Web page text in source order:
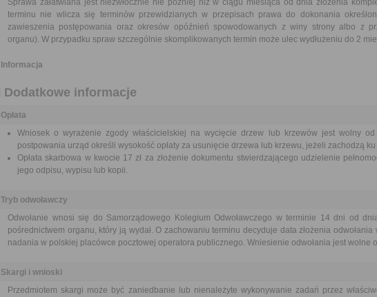
Sprawa załatwiana jest niezwłocznie nie później niż w ciągu miesiąca od dnia złożenia
terminu nie wlicza się terminów przewidzianych w przepisach prawa do dokonania
zawieszenia postępowania oraz okresów opóźnień spowodowanych z winy strony albo z
organu). W przypadku spraw szczególnie skomplikowanych termin może ulec wydłużeniu do 2
Informacja
Dodatkowe informacje
Opłata
Wniosek o wyrażenie zgody właścicielskiej na wycięcie drzew lub krzewów jest wolny od
postpowania urząd określi wysokość opłaty za usunięcie drzewa lub krzewu, jeżeli zachodzą ku
Opłata skarbowa w kwocie 17 zł za złożenie dokumentu stwierdzającego udzielenie
jego odpisu, wypisu lub kopii.
Tryb odwoławczy
Odwołanie wnosi się do Samorządowego Kolegium Odwoławczego w terminie 14 dni od
pośrednictwem organu, który ją wydał. O zachowaniu terminu decyduje data złożenia
nadania w polskiej placówce pocztowej operatora publicznego. Wniesienie odwołania jest wolne
Skargi i wnioski
Przedmiotem skargi może być zaniedbanie lub nienależyte wykonywanie zadań przez